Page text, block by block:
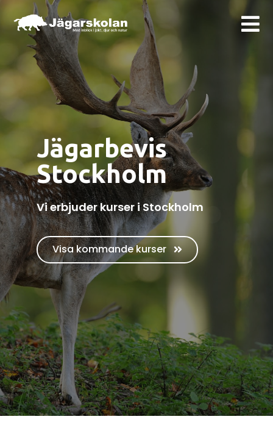
Jägarbevis
Stockholm
Vi erbjuder kurser i Stockholm
Visa kommande kurser